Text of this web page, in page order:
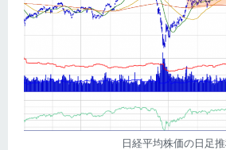
日経平均株価の日足